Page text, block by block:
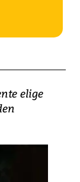
elige